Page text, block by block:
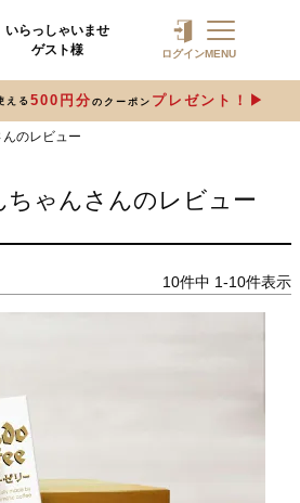
いらっしゃいませ
ゲスト様
ログインMENU
える 500円分 のクーポン プレゼント！
のレビュー
ちゃんさんのレビュー
10件中 1-10件表示